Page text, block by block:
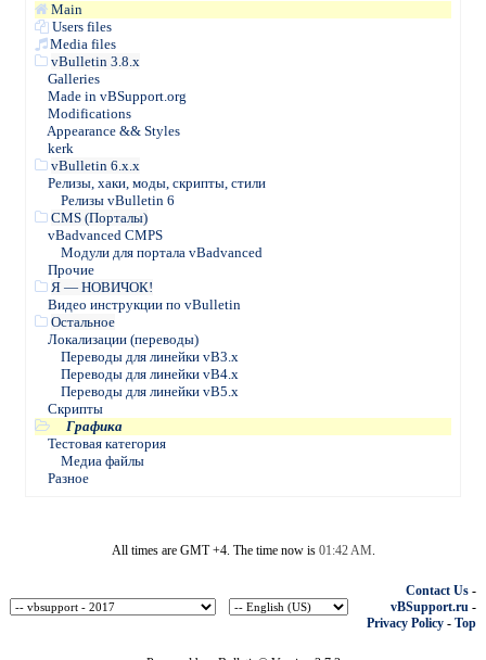
Main
Users files
Media files
vBulletin 3.8.x
Galleries
Made in vBSupport.org
Modifications
Appearance && Styles
kerk
vBulletin 6.x.x
Релизы, хаки, моды, скрипты, стили
Релизы vBulletin 6
CMS (Порталы)
vBadvanced CMPS
Модули для портала vBadvanced
Прочие
Я — НОВИЧОК!
Видео инструкции по vBulletin
Остальное
Локализации (переводы)
Переводы для линейки vB3.х
Переводы для линейки vB4.х
Переводы для линейки vB5.х
Скрипты
Графика
Тестовая категория
Медиа файлы
Разное
All times are GMT +4. The time now is 01:42 AM.
Contact Us -
vBSupport.ru -
Privacy Policy - Top